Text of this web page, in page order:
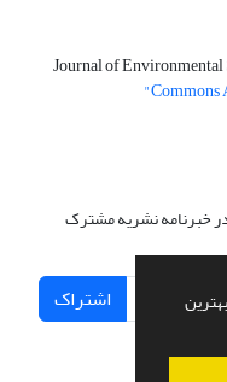
Journal of Environmental
خبرنامه نشریه مشترک
اشتراک